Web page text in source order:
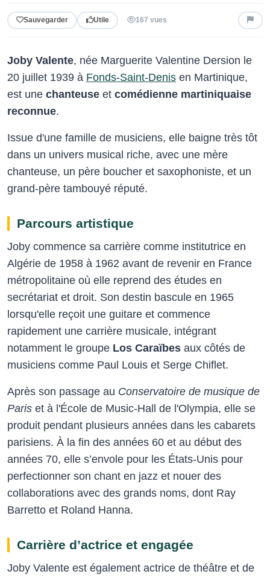
Sauvegarder Utile 167 vues
Joby Valente, née Marguerite Valentine Dersion le
20 juillet 1939 à Fonds-Saint-Denis en Martinique,
est une chanteuse et comédienne martiniquaise
reconnue.
Issue d'une famille de musiciens, elle baigne très tôt
dans un univers musical riche, avec une mère
chanteuse, un père boucher et saxophoniste, et un
grand-père tambouyé réputé.
Parcours artistique
Joby commence sa carrière comme institutrice en
Algérie de 1958 à 1962 avant de revenir en France
métropolitaine où elle reprend des études en
secrétariat et droit. Son destin bascule en 1965
lorsqu'elle reçoit une guitare et commence
rapidement une carrière musicale, intégrant
notamment le groupe Los Caraïbes aux côtés de
musiciens comme Paul Louis et Serge Chiflet.
Après son passage au Conservatoire de musique de
Paris et à l'École de Music-Hall de l'Olympia, elle se
produit pendant plusieurs années dans les cabarets
parisiens. À la fin des années 60 et au début des
années 70, elle s’envole pour les États-Unis pour
perfectionner son chant en jazz et nouer des
collaborations avec des grands noms, dont Ray
Barretto et Roland Hanna.
Carrière d’actrice et engagée
Joby Valente est également actrice de théâtre et de